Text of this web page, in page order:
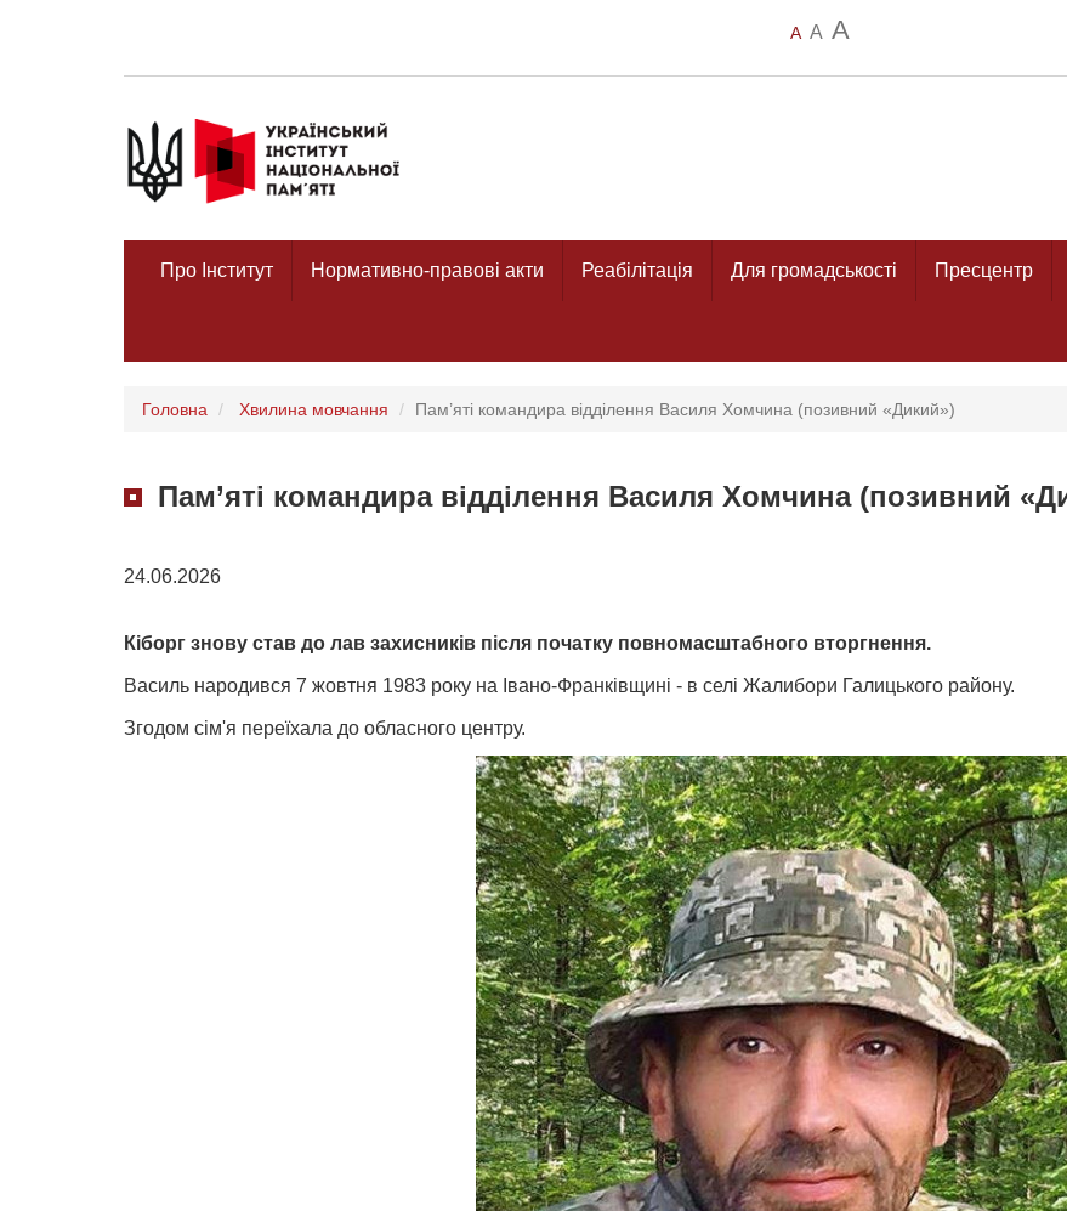
A A A
Про Інститут Нормативно-правові акти Реабілітація Для громадськості Пресцентр
Головна Хвилина мовчання Пам’яті командира відділення Василя Хомчина (позивний «Дикий»)
Пам’яті командира відділення Василя Хомчина (позивний
24.06.2026
Кіборг знову став до лав захисників після початку повномасштабного вторгнення.
Василь народився 7 жовтня 1983 року на Івано-Франківщині - в селі Жалибори Галицького району.
Згодом сім'я переїхала до обласного центру.